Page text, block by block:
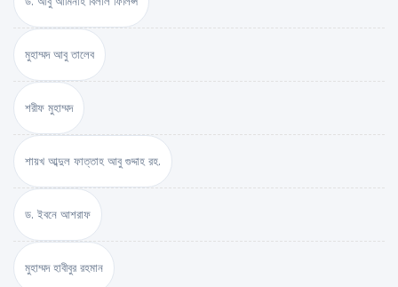
মুহাম্মদ আবু তালেব
শরীফ মুহাম্মদ
শায়খ আব্দুল ফাত্তাহ আবু গুদ্দাহ রহ.
ড. ইবনে আশরাফ
মুহাম্মদ হাবীবুর রহমান